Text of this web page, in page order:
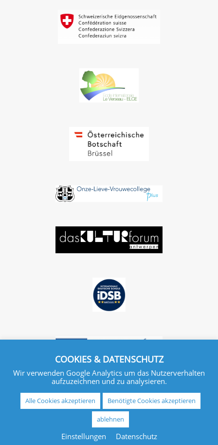
IMPRESSUM
DATENSCHUTZ
COOKIES & DATENSCHUTZ
Wir verwenden Google Analytics um das Nutzerverhalten
aufzuzeichnen und zu analysieren.
Alle Cookies akzeptieren Benötigte Cookies akzeptieren
ablehnen
Einstellungen Datenschutz